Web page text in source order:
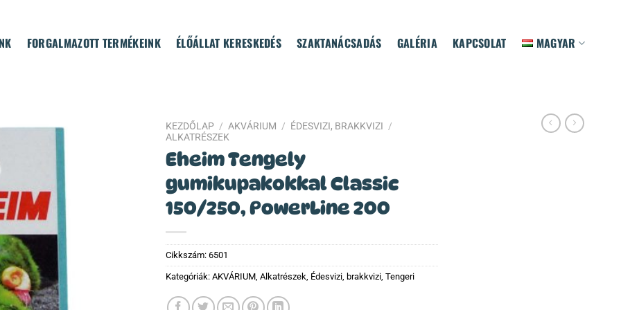
FORGALMAZOTT TERMÉKEINK ÉLŐÁLLAT KERESKEDÉS SZAKTANÁCSADÁS GALÉRIA KAPCSOLAT MAGYAR
KEZDŐLAP / AKVÁRIUM / ÉDESVIZI, BRAKKVIZI /
ALKATRÉSZEK
Eheim Tengely
gumikupakokkal Classic
150/250, PowerLine 200
Cikkszám: 6501
Kategóriák: AKVÁRIUM Alkatrészek Édesvizi, brakkvizi Tengeri